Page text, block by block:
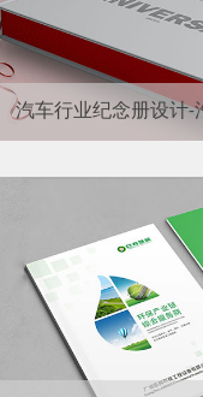
汽车行业纪念册设计-